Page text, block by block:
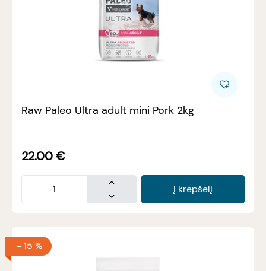
Raw Paleo Ultra adult mini Pork 2kg
22.00€
Į krepšelį
-15 %